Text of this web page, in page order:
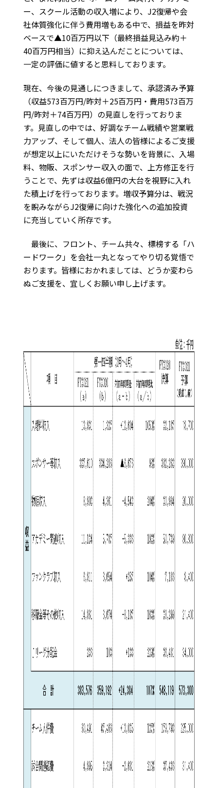
ー、スクール活動の収入増により、J2復帰や会
社体質強化に伴う費用増もある中で、損益を昨対
ベースで▲10百万円以下（最終損益見込み約＋
40百万円相当）に抑え込んだことについては、
一定の評価に値すると思料しております。
現在、今後の見通しにつきまして、承認済み予算
（収益573百万円/昨対＋25百万円・費用573百万
円/昨対＋74百万円）の見直しを行っておりま
す。見直しの中では、好調なチーム戦績や営業戦
力アップ、そして個人、法人の皆様によるご支援
が想定以上にいただけそうな勢いを背景に、入場
料、物販、スポンサー収入の面で、上方修正を行
うことで、先ずは収益6億円の大台を視野に入れ
た積上げを行っております。増収予算分は、戦況
を睨みながらJ2復帰に向けた強化への追加投資
に充当していく所存です。
最後に、フロント、チーム共々、標榜する「ハ
ードワーク」を会社一丸となってやり切る覚悟で
おります。皆様におかれましては、どうか変わら
ぬご支援を、宜しくお願い申し上げます。